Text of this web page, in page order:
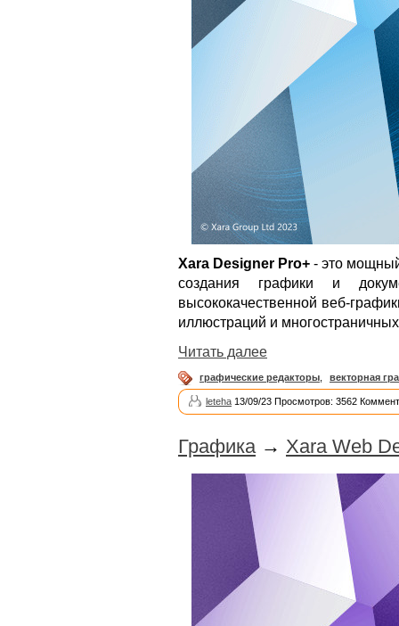
Xara Designer Pro+ - это
создания графики и
высококачественной веб-
иллюстраций и
Читать далее
графические редакторы векторная
leteha 13/09/23 Просмотров: 3562
Графика→ Xara Web